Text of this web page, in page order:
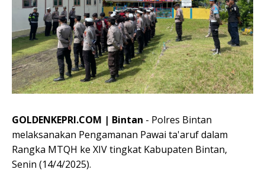
GOLDENKEPRI.COM | Bintan - Polres Bintan
melaksanakan Pengamanan Pawai ta'aruf dalam
Rangka MTQH ke XIV tingkat Kabupaten Bintan,
Senin (14/4/2025).